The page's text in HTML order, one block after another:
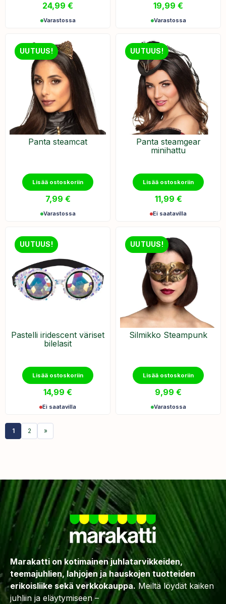
24,99 €
Varastossa
19,99 €
Varastossa
UUTUUS!
Panta steamcat
Lisää ostoskoriin
7,99 €
Varastossa
UUTUUS!
Panta steamgear
minihattu
Lisää ostoskoriin
11,99 €
Ei saatavilla
UUTUUS!
Pastelli iridescent väriset
bilelasit
Lisää ostoskoriin
14,99 €
Ei saatavilla
UUTUUS!
Silmikko Steampunk
Lisää ostoskoriin
9,99 €
Varastossa
1 2 »
Marakatti on kotimainen juhlatarvikkeiden,
teemajuhlien, lahjojen ja hauskojen tuotteiden
erikoisliike sekä verkkokauppa. Meiltä löydät kaiken
juhliin ja eläytymiseen –